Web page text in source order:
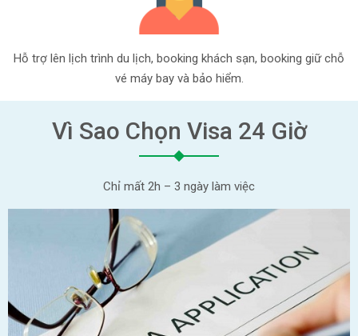
Hỗ trợ lên lịch trình du lịch, booking khách sạn, booking giữ chỗ
vé máy bay và bảo hiểm.
Vì Sao Chọn Visa 24 Giờ
Chỉ mất 2h – 3 ngày làm việc